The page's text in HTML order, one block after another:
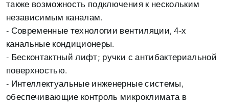
также возможность подключения к нескольким
независимым каналам.
- Современные технологии вентиляции, 4-х
канальные кондиционеры.
- Бесконтактный лифт; ручки с антибактериальной
поверхностью.
- Интеллектуальные инженерные системы,
обеспечивающие контроль микроклимата в